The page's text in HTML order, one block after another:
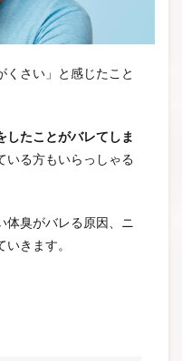
くさい」と感じたこと
したことがバレてしま
いる方もいらっしゃる
体臭がバレる原因、ニ
きます。